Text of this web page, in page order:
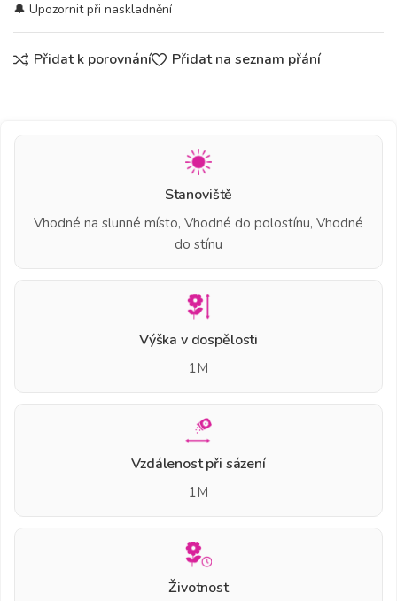
Přidat k porovnání Přidat na seznam přání
Stanoviště
Vhodné na slunné místo, Vhodné do polostínu, Vhodné
do stínu
Výška v dospělosti
1M
Vzdálenost při sázení
1M
Životnost